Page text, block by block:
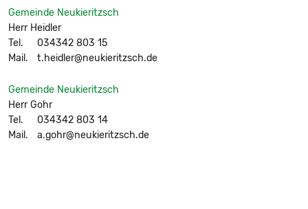
Gemeinde Neukieritzsch
Herr Heidler
Tel.
034342 803 15
Mail.
t.heidler@neukieritzsch.de
Gemeinde Neukieritzsch
Herr Gohr
Tel.
034342 803 14
Mail.
a.gohr@neukieritzsch.de